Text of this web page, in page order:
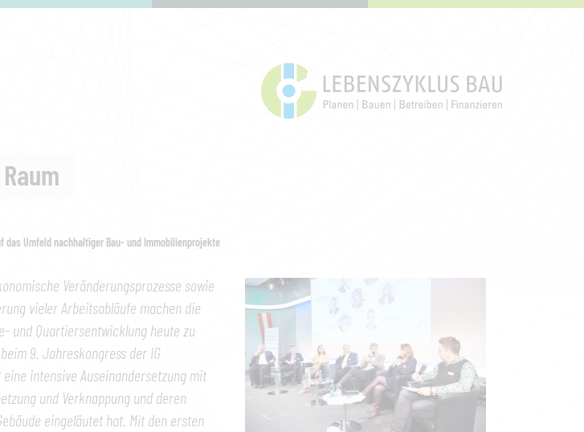
das Umfeld nachhaltiger Bau- und Immobilienprojekte
Veränderungsprozesse sowie
vieler Arbeitsabläufe machen die
und Quartiersentwicklung heute zu
9. Jahreskongress der IG
eine intensive Auseinandersetzung mit
und Verknappung und deren
eingeläutet hat. Mit den ersten